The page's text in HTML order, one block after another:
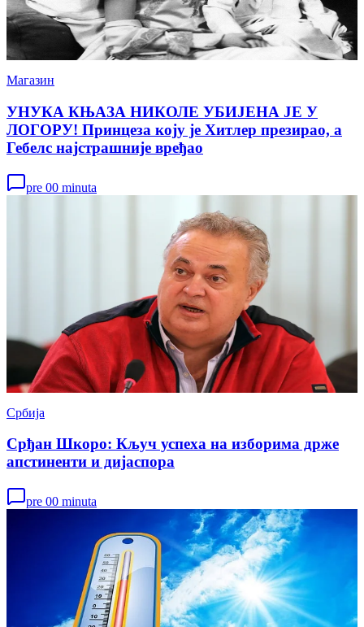
Магазин
УНУКА КЊАЗА НИКОЛЕ УБИЈЕНА ЈЕ У
ЛОГОРУ! Принцеза коју је Хитлер презирао, а
Гебелс најстрашније вређао
pre 00 minuta
Србија
Срђан Шкоро: Кључ успеха на изборима држе
апстиненти и дијаспора
pre 00 minuta